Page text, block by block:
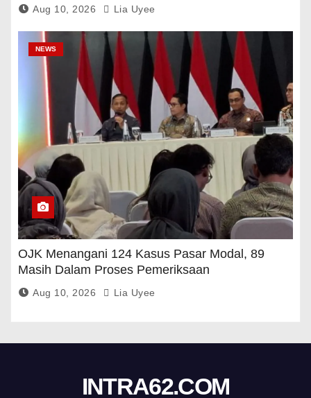
Aug 10, 2026 Lia Uyee
NEWS
OJK Menangani 124 Kasus Pasar Modal, 89
Masih Dalam Proses Pemeriksaan
Aug 10, 2026 Lia Uyee
INTRA62.COM